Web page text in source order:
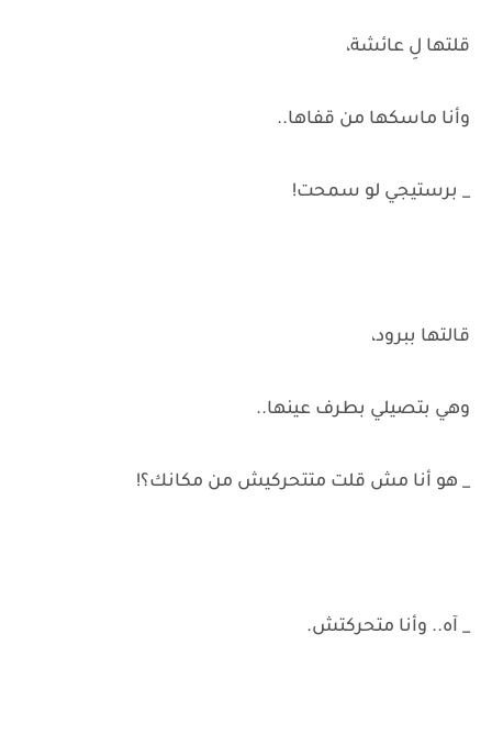
قلتها لِ عائشة،
وأنا ماسكها من قفاها..
_ برستيجي لو سمحت!
قالتها ببرود،
وهي بتصيلي بطرف عينها..
_ هو أنا مش قلت متتحركيش من مكانك؟!
_ آه.. وأنا متحركتش.